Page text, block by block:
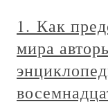
1. Как
мира